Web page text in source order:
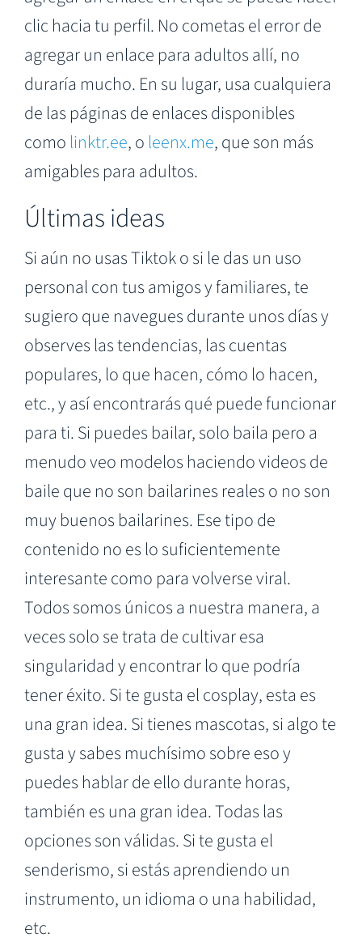
clic hacia tu perfil. No cometas el error de
agregar un enlace para adultos allí, no
duraría mucho. En su lugar, usa cualquiera
de las páginas de enlaces disponibles
como linktr.ee, o leenx.me, que son más
amigables para adultos.
Últimas ideas
Si aún no usas Tiktok o si le das un uso
personal con tus amigos y familiares, te
sugiero que navegues durante unos días y
observes las tendencias, las cuentas
populares, lo que hacen, cómo lo hacen,
etc., y así encontrarás qué puede funcionar
para ti. Si puedes bailar, solo baila pero a
menudo veo modelos haciendo videos de
baile que no son bailarines reales o no son
muy buenos bailarines. Ese tipo de
contenido no es lo suficientemente
interesante como para volverse viral.
Todos somos únicos a nuestra manera, a
veces solo se trata de cultivar esa
singularidad y encontrar lo que podría
tener éxito. Si te gusta el cosplay, esta es
una gran idea. Si tienes mascotas, si algo te
gusta y sabes muchísimo sobre eso y
puedes hablar de ello durante horas,
también es una gran idea. Todas las
opciones son válidas. Si te gusta el
senderismo, si estás aprendiendo un
instrumento, un idioma o una habilidad,
etc.